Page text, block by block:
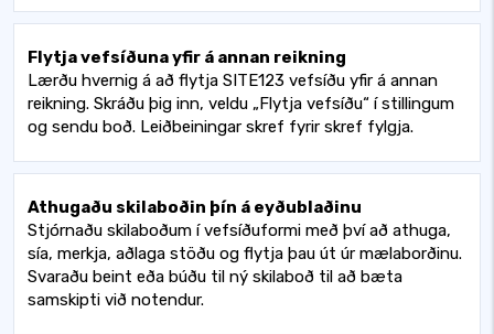
Flytja vefsíðuna yfir á annan reikning
Lærðu hvernig á að flytja SITE123 vefsíðu yfir á annan
reikning. Skráðu þig inn, veldu „Flytja vefsíðu“ í stillingum
og sendu boð. Leiðbeiningar skref fyrir skref fylgja.
Athugaðu skilaboðin þín á eyðublaðinu
Stjórnaðu skilaboðum í vefsíðuformi með því að athuga,
sía, merkja, aðlaga stöðu og flytja þau út úr mælaborðinu.
Svaraðu beint eða búðu til ný skilaboð til að bæta
samskipti við notendur.